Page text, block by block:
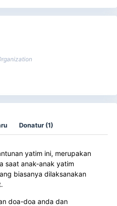
Donatur (1)
yatim ini, merupakan
saat anak-anak yatim
biasanya dilaksanakan
doa-doa anda dan